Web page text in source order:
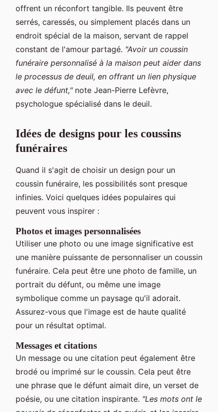
offrent un réconfort tangible. Ils peuvent être
serrés, caressés, ou simplement placés dans un
endroit spécial de la maison, servant de rappel
constant de l'amour partagé. "Avoir un coussin
funéraire personnalisé à la maison peut aider dans
le processus de deuil, en offrant un lien physique
avec le défunt,"note Jean-Pierre Lefèvre,
psychologue spécialisé dans le deuil.
Idées de designs pour les coussins
funéraires
Quand il s'agit de choisir un design pour un
coussin funéraire, les possibilités sont presque
infinies. Voici quelques idées populaires qui
peuvent vous inspirer :
Photos et images personnalisées
Utiliser une photo ou une image significative est
une manière puissante de personnaliser un coussin
funéraire. Cela peut être une photo de famille, un
portrait du défunt, ou même une image
symbolique comme un paysage qu'il adorait.
Assurez-vous que l'image est de haute qualité
pour un résultat optimal.
Messages et citations
Un message ou une citation peut également être
brodé ou imprimé sur le coussin. Cela peut être
une phrase que le défunt aimait dire, un verset de
poésie, ou une citation inspirante. "Les mots ont le